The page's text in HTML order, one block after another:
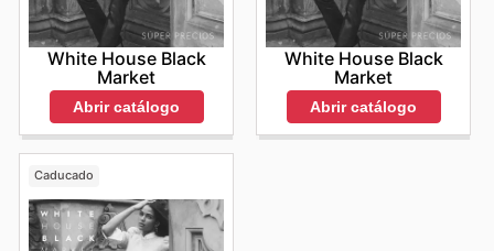
White House Black
Market
Abrir catálogo
White House Black
Market
Abrir catálogo
Caducado